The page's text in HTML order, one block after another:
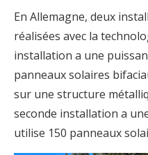
En Allemagne, deux
réalisées avec la
installation a une
panneaux solaires
sur une structure
seconde installation a
utilise 150 panneaux